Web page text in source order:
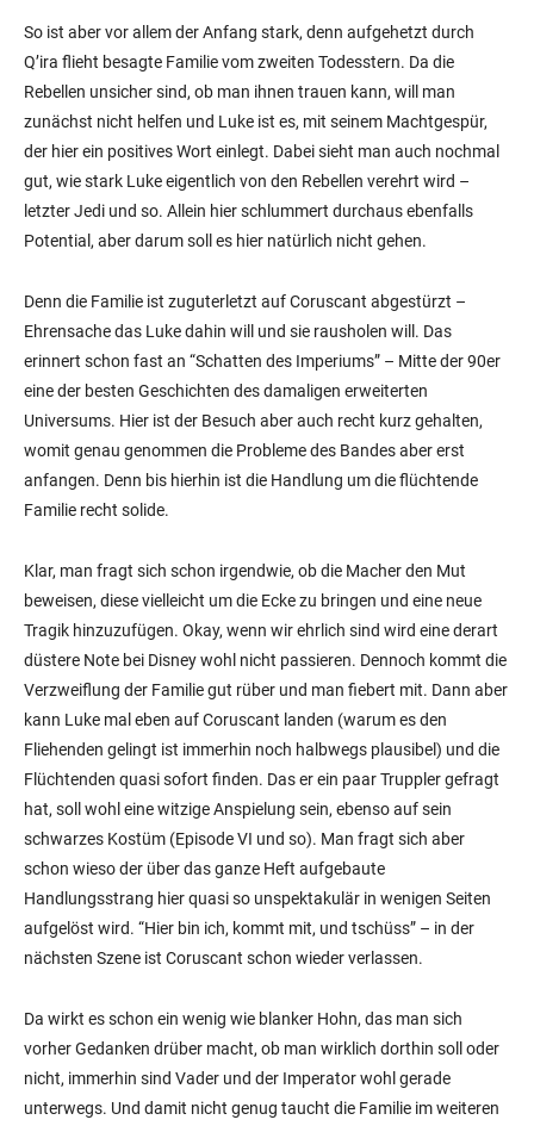
So ist aber vor allem der Anfang stark, denn aufgehetzt durch
Q’ira flieht besagte Familie vom zweiten Todesstern. Da die
Rebellen unsicher sind, ob man ihnen trauen kann, will man
zunächst nicht helfen und Luke ist es, mit seinem Machtgespür,
der hier ein positives Wort einlegt. Dabei sieht man auch nochmal
gut, wie stark Luke eigentlich von den Rebellen verehrt wird –
letzter Jedi und so. Allein hier schlummert durchaus ebenfalls
Potential, aber darum soll es hier natürlich nicht gehen.
Denn die Familie ist zuguterletzt auf Coruscant abgestürzt –
Ehrensache das Luke dahin will und sie rausholen will. Das
erinnert schon fast an “Schatten des Imperiums” – Mitte der 90er
eine der besten Geschichten des damaligen erweiterten
Universums. Hier ist der Besuch aber auch recht kurz gehalten,
womit genau genommen die Probleme des Bandes aber erst
anfangen. Denn bis hierhin ist die Handlung um die flüchtende
Familie recht solide.
Klar, man fragt sich schon irgendwie, ob die Macher den Mut
beweisen, diese vielleicht um die Ecke zu bringen und eine neue
Tragik hinzuzufügen. Okay, wenn wir ehrlich sind wird eine derart
düstere Note bei Disney wohl nicht passieren. Dennoch kommt die
Verzweiflung der Familie gut rüber und man fiebert mit. Dann aber
kann Luke mal eben auf Coruscant landen (warum es den
Fliehenden gelingt ist immerhin noch halbwegs plausibel) und die
Flüchtenden quasi sofort finden. Das er ein paar Truppler gefragt
hat, soll wohl eine witzige Anspielung sein, ebenso auf sein
schwarzes Kostüm (Episode VI und so). Man fragt sich aber
schon wieso der über das ganze Heft aufgebaute
Handlungsstrang hier quasi so unspektakulär in wenigen Seiten
aufgelöst wird. “Hier bin ich, kommt mit, und tschüss” – in der
nächsten Szene ist Coruscant schon wieder verlassen.
Da wirkt es schon ein wenig wie blanker Hohn, das man sich
vorher Gedanken drüber macht, ob man wirklich dorthin soll oder
nicht, immerhin sind Vader und der Imperator wohl gerade
unterwegs. Und damit nicht genug taucht die Familie im weiteren